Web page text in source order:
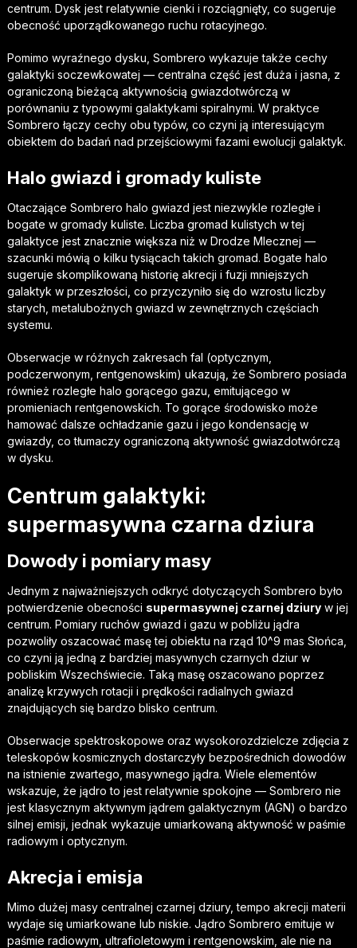
centrum. Dysk jest relatywnie cienki i rozciągnięty, co sugeruje
obecność uporządkowanego ruchu rotacyjnego.
Pomimo wyraźnego dysku, Sombrero wykazuje także cechy
galaktyki soczewkowatej — centralna część jest duża i jasna, z
ograniczoną bieżącą aktywnością gwiazdotwórczą w
porównaniu z typowymi galaktykami spiralnymi. W praktyce
Sombrero łączy cechy obu typów, co czyni ją interesującym
obiektem do badań nad przejściowymi fazami ewolucji galaktyk.
Halo gwiazd i gromady kuliste
Otaczające Sombrero halo gwiazd jest niezwykle rozległe i
bogate w gromady kuliste. Liczba gromad kulistych w tej
galaktyce jest znacznie większa niż w Drodze Mlecznej —
szacunki mówią o kilku tysiącach takich gromad. Bogate halo
sugeruje skomplikowaną historię akrecji i fuzji mniejszych
galaktyk w przeszłości, co przyczyniło się do wzrostu liczby
starych, metalubożnych gwiazd w zewnętrznych częściach
systemu.
Obserwacje w różnych zakresach fal (optycznym,
podczerwonym, rentgenowskim) ukazują, że Sombrero posiada
również rozległe halo gorącego gazu, emitującego w
promieniach rentgenowskich. To gorące środowisko może
hamować dalsze ochładzanie gazu i jego kondensację w
gwiazdy, co tłumaczy ograniczoną aktywność gwiazdotwórczą
w dysku.
Centrum galaktyki:
supermasywna czarna dziura
Dowody i pomiary masy
Jednym z najważniejszych odkryć dotyczących Sombrero było
potwierdzenie obecności supermasywnej czarnej dziuryw jej
centrum. Pomiary ruchów gwiazd i gazu w pobliżu jądra
pozwoliły oszacować masę tej obiektu na rząd 10^9 mas Słońca,
co czyni ją jedną z bardziej masywnych czarnych dziur w
pobliskim Wszechświecie. Taką masę oszacowano poprzez
analizę krzywych rotacji i prędkości radialnych gwiazd
znajdujących się bardzo blisko centrum.
Obserwacje spektroskopowe oraz wysokorozdzielcze zdjęcia z
teleskopów kosmicznych dostarczyły bezpośrednich dowodów
na istnienie zwartego, masywnego jądra. Wiele elementów
wskazuje, że jądro to jest relatywnie spokojne — Sombrero nie
jest klasycznym aktywnym jądrem galaktycznym (AGN) o bardzo
silnej emisji, jednak wykazuje umiarkowaną aktywność w paśmie
radiowym i optycznym.
Akrecja i emisja
Mimo dużej masy centralnej czarnej dziury, tempo akrecji materii
wydaje się umiarkowane lub niskie. Jądro Sombrero emituje w
paśmie radiowym, ultrafioletowym i rentgenowskim, ale nie na